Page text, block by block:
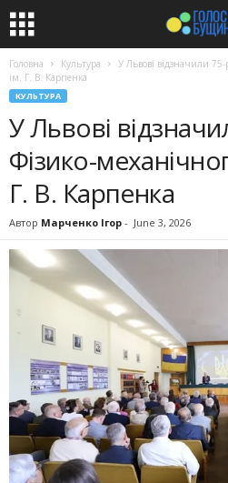
Головна Культура
У Львові відзначили 75-
ім. Г. В. Карпенка
КУЛЬТУРА
У Львові
Фізико-
Г. В. Карпенка
Автор Марченко Ігор - June 3, 2026